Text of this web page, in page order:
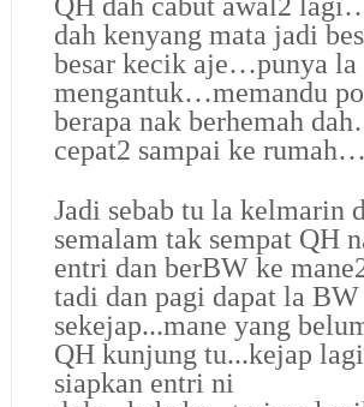
dah kenyang mata jadi
besar kecik aje…punya la
mengantuk…memandu
berapa nak berhemah
cepat2 sampai ke
Jadi sebab tu la kelmarin
semalam tak sempat QH
entri dan berBW ke
tadi dan pagi dapat la BW
sekejap...mane yang
QH kunjung tu...kejap
siapkan entri ni